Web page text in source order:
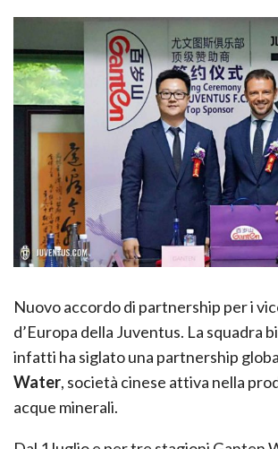
Nuovo accordo di partnership per i
d’Europa della Juventus. La squadra
infatti ha siglato una partnership
Water, società cinese attiva nella
acque minerali.